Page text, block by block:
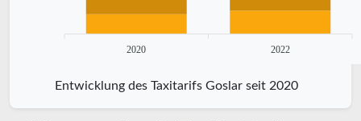
2020 2022
Entwicklung des Taxitarifs Goslar seit 2020